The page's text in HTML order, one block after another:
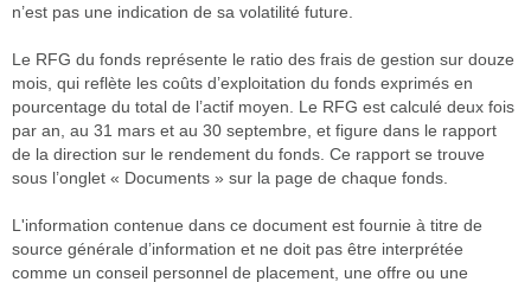
n’est pas une indication de sa volatilité future.
Le RFG du fonds représente le ratio des frais de gestion sur douze
mois, qui reflète les coûts d’exploitation du fonds exprimés en
pourcentage du total de l’actif moyen. Le RFG est calculé deux fois
par an, au 31 mars et au 30 septembre, et figure dans le rapport
de la direction sur le rendement du fonds. Ce rapport se trouve
sous l’onglet « Documents » sur la page de chaque fonds.
L'information contenue dans ce document est fournie à titre de
source générale d’information et ne doit pas être interprétée
comme un conseil personnel de placement, une offre ou une